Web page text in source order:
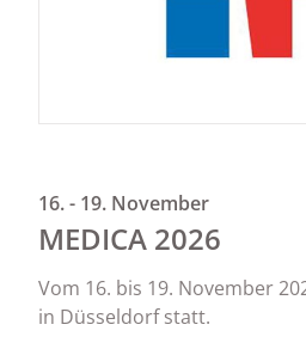
16. - 19. November
MEDICA 2026
Vom 16. bis 19. November
in Düsseldorf statt.